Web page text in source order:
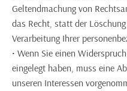
Geltendmachung von
das Recht, statt der
Verarbeitung Ihrer
• Wenn Sie einen
eingelegt haben, muss eine
unseren Interessen